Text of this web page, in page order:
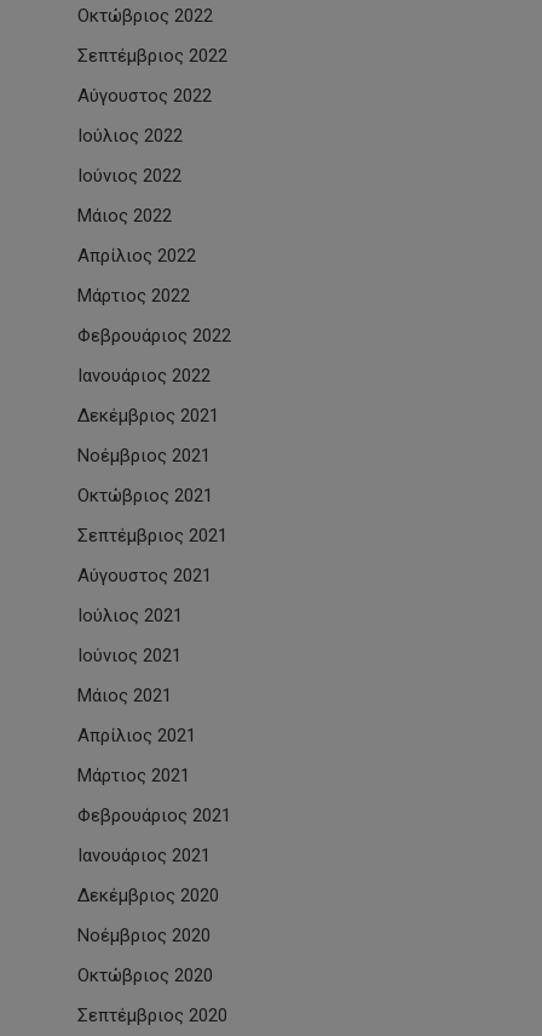
Οκτώβριος 2022
Σεπτέμβριος 2022
Αύγουστος 2022
Ιούλιος 2022
Ιούνιος 2022
Μάιος 2022
Απρίλιος 2022
Μάρτιος 2022
Φεβρουάριος 2022
Ιανουάριος 2022
Δεκέμβριος 2021
Νοέμβριος 2021
Οκτώβριος 2021
Σεπτέμβριος 2021
Αύγουστος 2021
Ιούλιος 2021
Ιούνιος 2021
Μάιος 2021
Απρίλιος 2021
Μάρτιος 2021
Φεβρουάριος 2021
Ιανουάριος 2021
Δεκέμβριος 2020
Νοέμβριος 2020
Οκτώβριος 2020
Σεπτέμβριος 2020